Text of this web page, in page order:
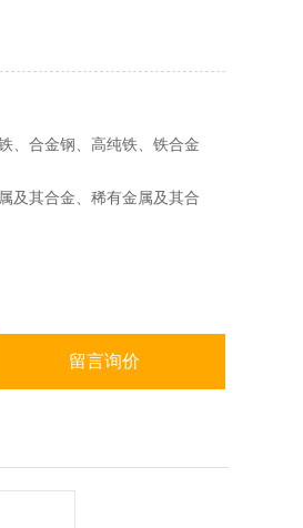
、合金钢、高纯铁、铁合金
及其合金、稀有金属及其合
矿物等。
留言询价